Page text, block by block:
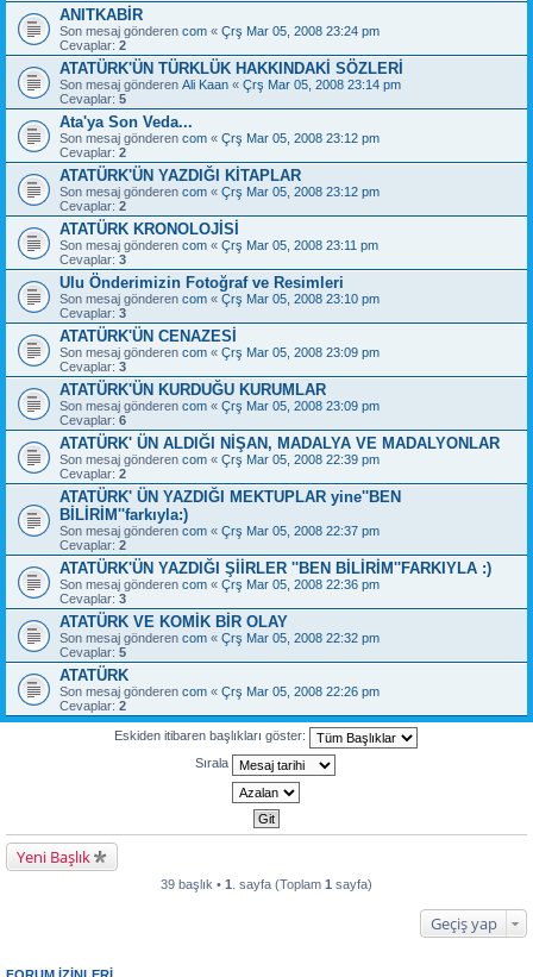
ANITKABİR
Son mesaj gönderen com « Çrş Mar 05, 2008 23:24 pm
Cevaplar: 2
ATATÜRK'ÜN TÜRKLÜK HAKKINDAKİ SÖZLERİ
Son mesaj gönderen Ali Kaan « Çrş Mar 05, 2008 23:14 pm
Cevaplar: 5
Ata'ya Son Veda...
Son mesaj gönderen com « Çrş Mar 05, 2008 23:12 pm
Cevaplar: 2
ATATÜRK'ÜN YAZDIĞI KİTAPLAR
Son mesaj gönderen com « Çrş Mar 05, 2008 23:12 pm
Cevaplar: 2
ATATÜRK KRONOLOJİSİ
Son mesaj gönderen com « Çrş Mar 05, 2008 23:11 pm
Cevaplar: 3
Ulu Önderimizin Fotoğraf ve Resimleri
Son mesaj gönderen com « Çrş Mar 05, 2008 23:10 pm
Cevaplar: 3
ATATÜRK'ÜN CENAZESİ
Son mesaj gönderen com « Çrş Mar 05, 2008 23:09 pm
Cevaplar: 3
ATATÜRK'ÜN KURDUĞU KURUMLAR
Son mesaj gönderen com « Çrş Mar 05, 2008 23:09 pm
Cevaplar: 6
ATATÜRK' ÜN ALDIĞI NİŞAN, MADALYA VE MADALYONLAR
Son mesaj gönderen com « Çrş Mar 05, 2008 22:39 pm
Cevaplar: 2
ATATÜRK' ÜN YAZDIĞI MEKTUPLAR yine''BEN
BİLİRİM''farkıyla:)
Son mesaj gönderen com « Çrş Mar 05, 2008 22:37 pm
Cevaplar: 2
ATATÜRK'ÜN YAZDIĞI ŞİİRLER ''BEN BİLİRİM''FARKIYLA :)
Son mesaj gönderen com « Çrş Mar 05, 2008 22:36 pm
Cevaplar: 3
ATATÜRK VE KOMİK BİR OLAY
Son mesaj gönderen com « Çrş Mar 05, 2008 22:32 pm
Cevaplar: 5
ATATÜRK
Son mesaj gönderen com « Çrş Mar 05, 2008 22:26 pm
Cevaplar: 2
Eskiden itibaren başlıkları göster:
Sırala
Yeni Başlık
39 başlık • 1 . sayfa (Toplam 1 sayfa)
Geçiş yap
FORUM IZINLERI